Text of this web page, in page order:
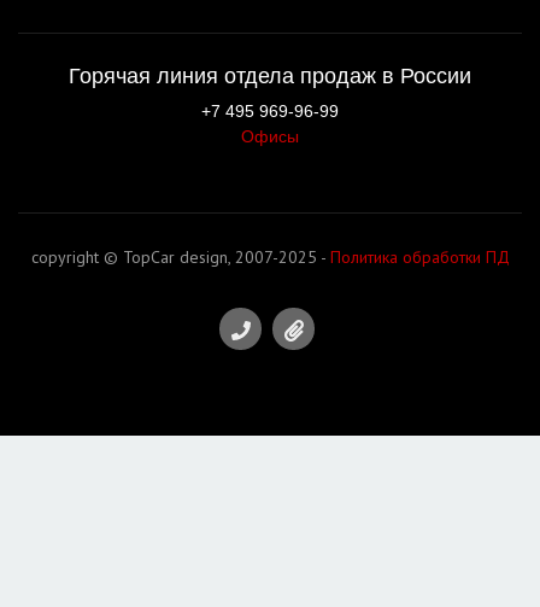
Горячая линия отдела продаж в России
+7 495 969-96-99
Офисы
copyright © TopCar design, 2007-2025 - Политика обработки ПД